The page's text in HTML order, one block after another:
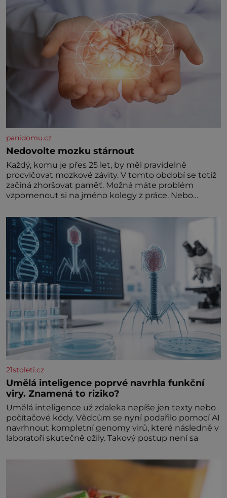
panidomu.cz
Nedovolte mozku stárnout
Každý, komu je přes 25 let, by měl pravidelně
procvičovat mozkové závity. V tomto období se totiž
začíná zhoršovat paměť. Možná máte problém
vzpomenout si na jméno kolegy z práce. Nebo
nedávno přečetli. Je to opravdu tak, s věkem jako
kdyby se paměť rozhodla stávkovat. Cvičte
21stoleti.cz
Umělá inteligence poprvé navrhla funkční
viry. Znamená to riziko?
Umělá inteligence už zdaleka nepíše jen texty nebo
počítačové kódy. Vědcům se nyní podařilo pomocí AI
navrhnout kompletní genomy virů, které následně v
laboratoři skutečně ožily. Takový postup není sa